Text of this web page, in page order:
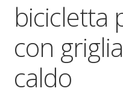
Pagamento
Piattaforme elevatrici
Privacy
bicicletta
con
caldo